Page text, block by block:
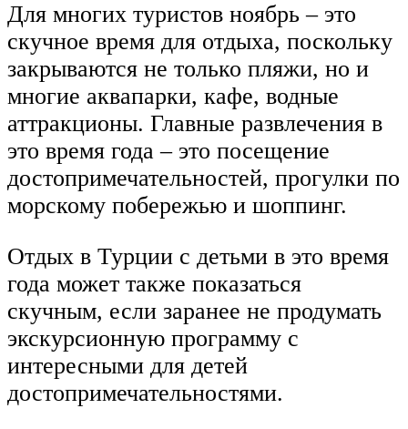
Для многих туристов ноябрь – это
скучное время для отдыха, поскольку
закрываются не только пляжи, но и
многие аквапарки, кафе, водные
аттракционы. Главные развлечения в
это время года – это посещение
достопримечательностей, прогулки по
морскому побережью и шоппинг.
Отдых в Турции с детьми в это время
года может также показаться
скучным, если заранее не продумать
экскурсионную программу с
интересными для детей
достопримечательностями.